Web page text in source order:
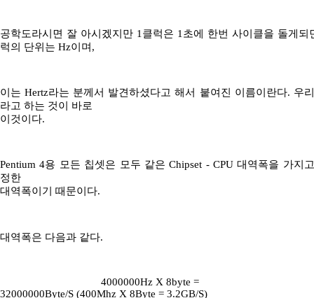
공학도라시면 잘 아시겠지만 1클럭은 1초에 한번 사이클을 돌게되
럭의 단위는 Hz이며,
이는 Hertz라는 분께서 발견하셨다고 해서 붙여진 이름이란다. 우
라고 하는 것이 바로
이것이다.
Pentium 4용 모든 칩셋은 모두 같은 Chipset - CPU 대역폭을 가지
정한
대역폭이기 때문이다.
대역폭은 다음과 같다.
4000000Hz X 8byte =
32000000Byte/S (400Mhz X 8Byte = 3.2GB/S)